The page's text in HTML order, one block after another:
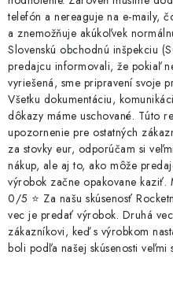
telefón a nereaguje na e-maily,
a znemožňuje akúkoľvek
Slovenskú obchodnú inšpekciu
predajcu informovali, že pokiaľ
vyriešená, sme pripravení svoje
Všetku dokumentáciu,
dôkazy máme uschované. Túto
upozornenie pre ostatných
za stovky eur, odporúčam si
nákup, ale aj to, ako môže
výrobok začne opakovane kaziť.
0/5 ⭐ Za našu skúsenosť
vec je predať výrobok. Druhá
zákazníkovi, keď s výrobkom
boli podľa našej skúsenosti veľmi